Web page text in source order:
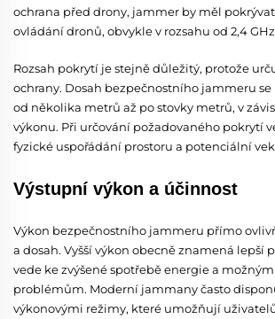
ochrana před drony, jammer by měl
ovládání dronů, obvykle v rozsahu od 2,4 GHz
Rozsah pokrytí je stejně důležitý, protože
ochrany. Dosah bezpečnostního jammeru
od několika metrů až po stovky metrů, v
výkonu. Při určování požadovaného pokrytí
fyzické uspořádání prostoru a potenciální
Výstupní výkon a účinnost
Výkon bezpečnostního jammeru přímo
a dosah. Vyšší výkon obecně znamená lepší
vede ke zvýšené spotřebě energie a
problémům. Moderní jammany často
výkonovými režimy, které umožňují